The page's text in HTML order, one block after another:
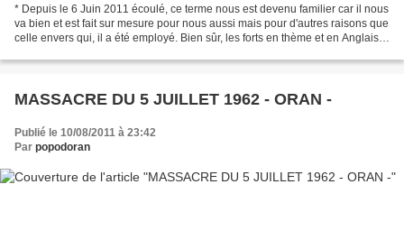
* Depuis le 6 Juin 2011 écoulé, ce terme nous est devenu familier car il nous
va bien et est fait sur mesure pour nous aussi mais pour d'autres raisons que
celle envers qui, il a été employé. Bien sûr, les forts en thème et en Anglais,
MASSACRE DU 5 JUILLET 1962 - ORAN -
Publié le 10/08/2011 à 23:42
Par popodoran